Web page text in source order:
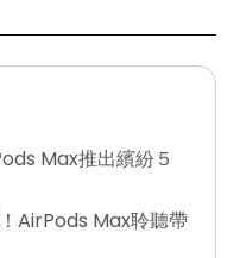
Max推出繽紛５
AirPods Max聆聽帶